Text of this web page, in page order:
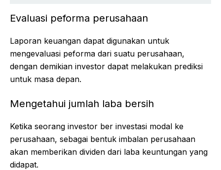
Evaluasi peforma perusahaan
Laporan keuangan dapat digunakan untuk
mengevaluasi peforma dari suatu perusahaan,
dengan demikian investor dapat melakukan prediksi
untuk masa depan.
Mengetahui jumlah laba bersih
Ketika seorang investor ber investasi modal ke
perusahaan, sebagai bentuk imbalan perusahaan
akan memberikan dividen dari laba keuntungan yang
didapat.